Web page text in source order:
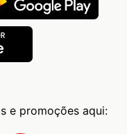
e promoções aqui: